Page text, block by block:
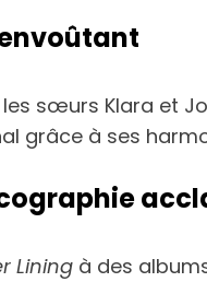
sœurs Klara et
grâce à ses
Lining à des